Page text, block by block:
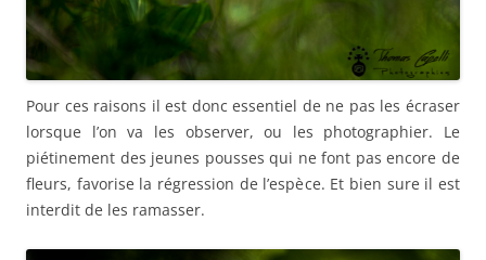
Pour ces raisons il est donc essentiel de ne pas les écraser
lorsque l’on va les observer, ou les photographier. Le
piétinement des jeunes pousses qui ne font pas encore de
fleurs, favorise la régression de l’espèce. Et bien sure il est
interdit de les ramasser.